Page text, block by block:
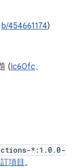
b/454661174)
(Ic60fc、
*:1.0.0-
項目 。